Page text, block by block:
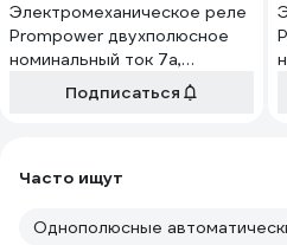
Электромеханическое реле
Prompower двухполюсное
номинальный ток 7а,
управление 24vdc, pg2r2-s
dc24 PG2R2SDC24
Подписаться
Часто ищут